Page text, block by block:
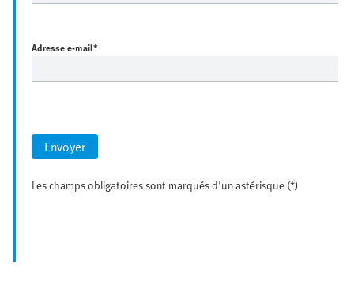
Adresse e-mail*
Envoyer
Les champs obligatoires sont marqués d'un astérisque (*)